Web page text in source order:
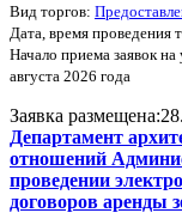
Вид торгов:
Дата, время проведения
Начало приема заявок
августа 2026 года
Заявка
Департамент
отношений
проведении
договоров аренды